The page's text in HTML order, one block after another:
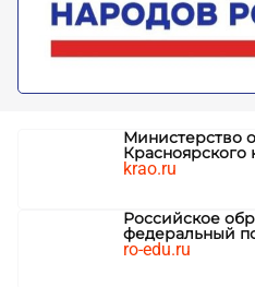
Министерство
Красноярского
krao.ru
Российское
федеральный
ro-edu.ru